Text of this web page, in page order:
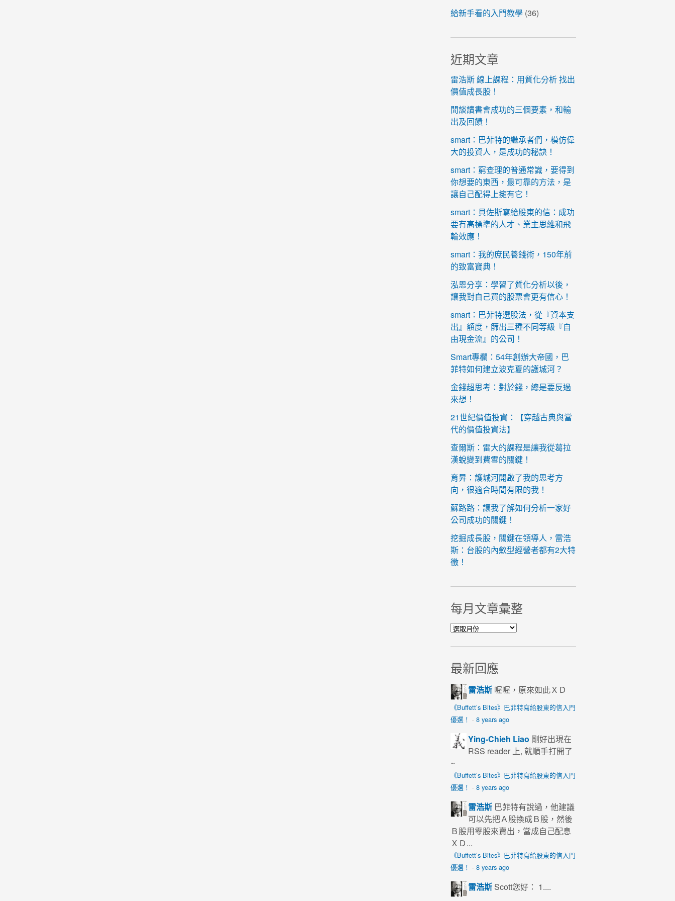
給新手看的入門教學 (36)
近期文章
雷浩斯 線上課程：用質化分析 找出
價值成長股！
閒談讀書會成功的三個要素，和輸
出及回饋！
smart：巴菲特的繼承者們，模仿偉
大的投資人，是成功的秘訣！
smart：窮查理的普通常識，要得到
你想要的東西，最可靠的方法，是
讓自己配得上擁有它！
smart：貝佐斯寫給股東的信：成功
要有高標準的人才、業主思維和飛
輪效應！
smart：我的庶民養錢術，150年前
的致富寶典！
泓恩分享：學習了質化分析以後，
讓我對自己買的股票會更有信心！
smart：巴菲特選股法，從『資本支
出』額度，篩出三種不同等級『自
由現金流』的公司！
Smart專欄：54年創辦大帝國，巴
菲特如何建立波克夏的護城河？
金錢超思考：對於錢，總是要反過
來想！
21世紀價值投資：【穿越古典與當
代的價值投資法】
查爾斯：雷大的課程是讓我從葛拉
漢蛻變到費雪的關鍵！
育昇：護城河開啟了我的思考方
向，很適合時間有限的我！
蘇路路：讓我了解如何分析一家好
公司成功的關鍵！
挖掘成長股，關鍵在領導人，雷浩
斯：台股的內斂型經營者都有2大特
徵！
每月文章彙整
每月文章彙整
最新回應
雷浩斯 喔喔，原來如此ＸＤ
《Buffett’s Bites》巴菲特寫給股東的信入門
優選！ · 8 years ago
Ying-Chieh Liao 剛好出現在
RSS reader 上, 就順手打開了
~
《Buffett’s Bites》巴菲特寫給股東的信入門
優選！ · 8 years ago
雷浩斯 巴菲特有說過，他建議
可以先把Ａ股換成Ｂ股，然後
Ｂ股用零股來賣出，當成自己配息
ＸＤ...
《Buffett’s Bites》巴菲特寫給股東的信入門
優選！ · 8 years ago
雷浩斯 Scott您好： 1....